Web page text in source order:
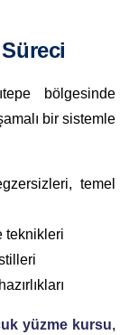
bölgesinde
bir sistemle
temel
teknikleri
yüzme kursu,